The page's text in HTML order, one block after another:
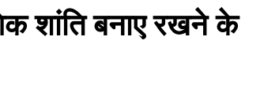
शांति बनाए रखने के